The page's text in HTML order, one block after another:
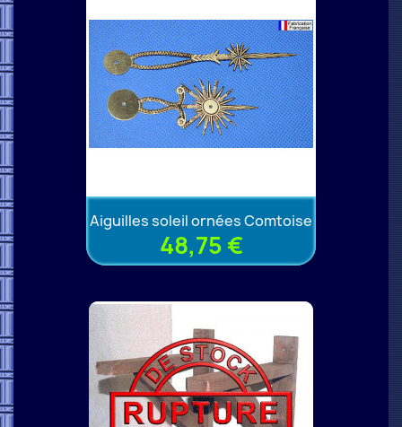
Aiguilles soleil ornées Comtoise
48,75 €